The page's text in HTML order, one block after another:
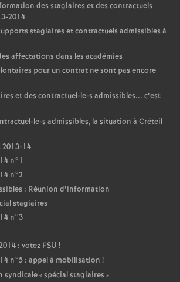
des stagiaires et des contractuels
2014
stagiaires et contractuels admissibles à
affectations dans les académies
pour un contrat ne sont pas encore
et des contractuel-le-s admissibles... c’est
le-s admissibles, la situation à Créteil
2013-14
n°1
n°2
: Réunion d’information
stagiaires
n°3
: votez FSU !
n°5 : appel à mobilisation !
syndicale «spécial stagiaires »